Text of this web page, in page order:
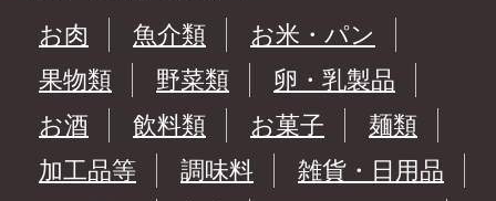
お肉
魚介類
お米・パン
果物類
野菜類
卵・乳製品
お酒
飲料類 お菓子
麺類
加工品等
調味料
雑貨・日用品